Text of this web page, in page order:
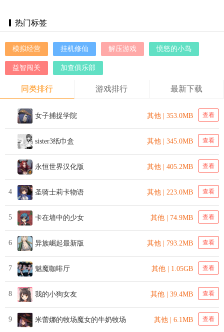
热门标签
模拟经营 挂机修仙 解压游戏 愤怒的小鸟
益智闯关 加查俱乐部
同类排行 游戏排行 最新下载
女子捕捉学院 其他 | 353.0MB 查看
sister3纸巾盒 其他 | 345.0MB 查看
永恒世界汉化版 其他 | 405.2MB 查看
4 圣骑士莉卡物语 其他 | 223.0MB 查看
5 卡在墙中的少女 其他 | 74.9MB 查看
6 异族崛起最新版 其他 | 793.2MB 查看
7 魅魔咖啡厅 其他 | 1.05GB 查看
8 我的小狗女友 其他 | 39.4MB 查看
9 米蕾娜的牧场魔女的牛奶牧场 其他 | 6.1MB 查看